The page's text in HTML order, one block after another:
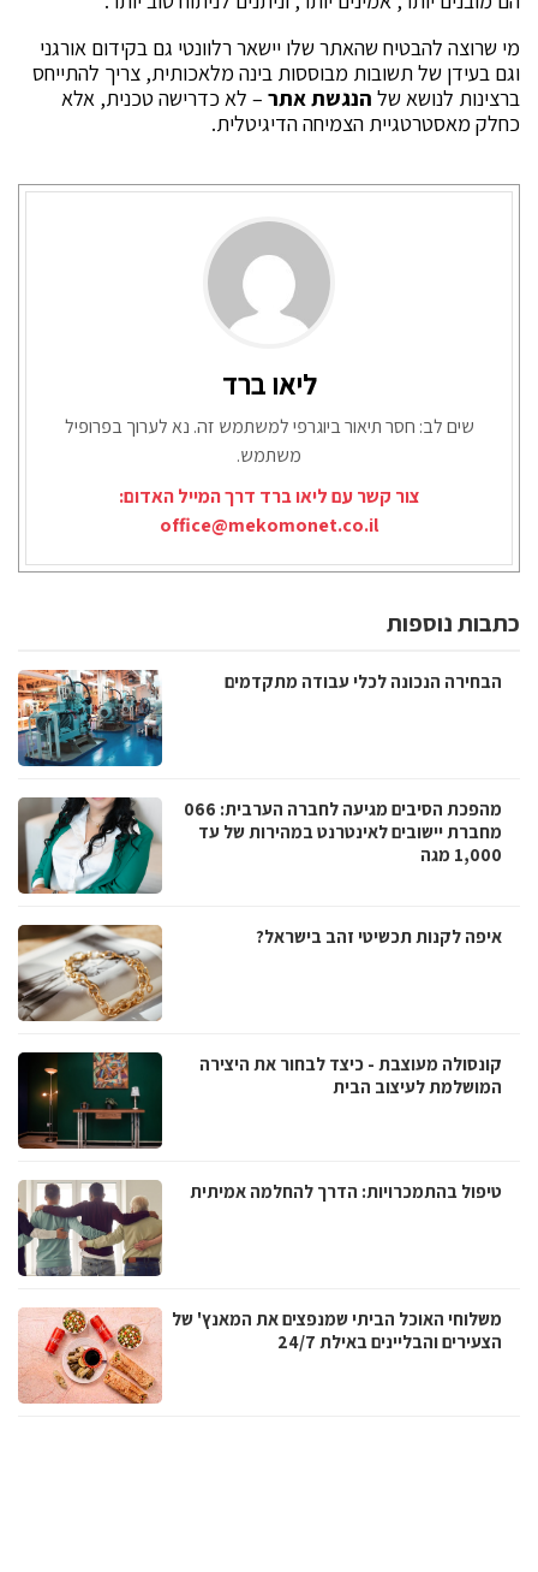
מי שרוצה להבטיח שהאתר שלו יישאר רלוונטי גם בקידום אורגני
וגם בעידן של תשובות מבוססות בינה מלאכותית, צריך להתייחס
ברצינות לנושא של הנגשת אתר– לא כדרישה טכנית, אלא
כחלק מאסטרטגיית הצמיחה הדיגיטלית.
ליאו ברד
שים לב: חסר תיאור ביוגרפי למשתמש זה. נא לערוך בפרופיל
משתמש.
צור קשר עם ליאו ברד דרך המייל האדום:
office@mekomonet.co.il
כתבות נוספות
הבחירה הנכונה לכלי עבודה מתקדמים
מהפכת הסיבים מגיעה לחברה הערבית: 066
מחברת יישובים לאינטרנט במהירות של עד
1,000 מגה
איפה לקנות תכשיטי זהב בישראל?
קונסולה מעוצבת - כיצד לבחור את היצירה
המושלמת לעיצוב הבית
טיפול בהתמכרויות: הדרך להחלמה אמיתית
משלוחי האוכל הביתי שמנפצים את המאנץ' של
הצעירים והבליינים באילת 24/7